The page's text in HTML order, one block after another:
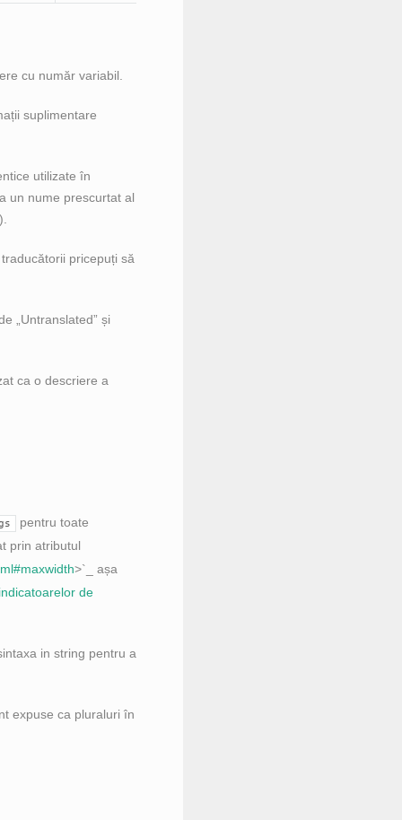
cu număr variabil.
suplimentare
utilizate în
un nume prescurtat al
pricepuți să
„Untranslated” și
ca o descriere a
pentru toate
prin atributul
>`_ așa
de
in string pentru a
expuse ca pluraluri în